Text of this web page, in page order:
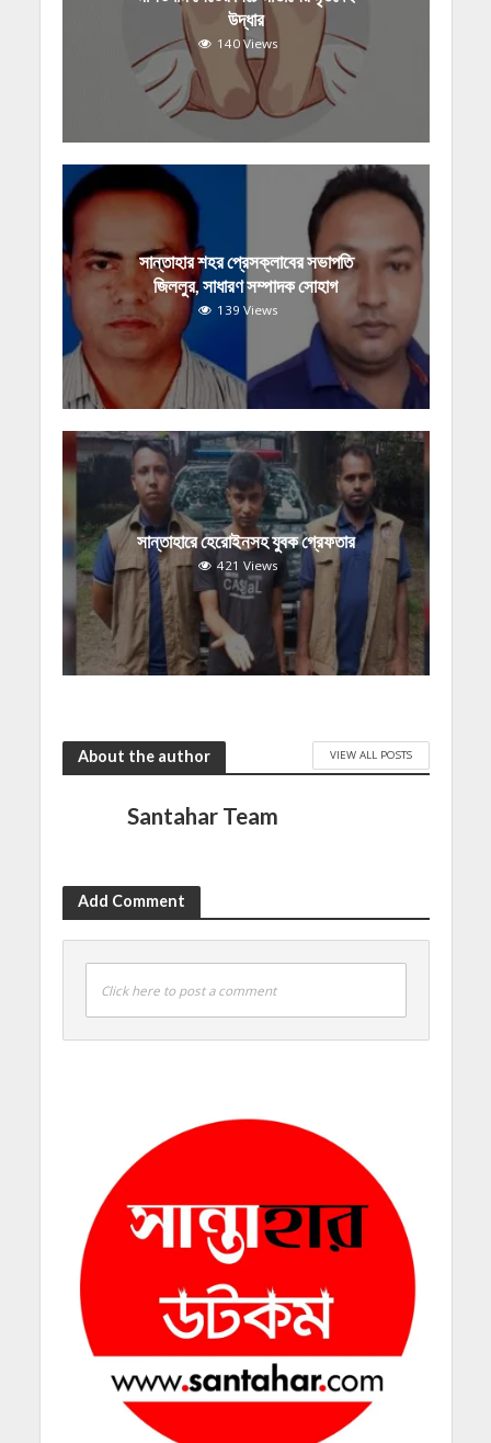
উদ্ধার
140 Views
সান্তাহার শহর প্রেসক্লাবের সভাপতি
জিললুর, সাধারণ সম্পাদক সোহাগ
139 Views
সান্তাহারে হেরোইনসহ যুবক গ্রেফতার
421 Views
About the author VIEW ALL POSTS
Santahar Team
Add Comment
Click here to post a comment